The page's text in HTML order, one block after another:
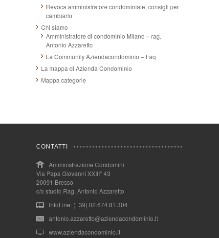
Revoca amministratore condominiale, consigli per
cambiarlo
Chi siamo
Amministratore di condominio Milano – rag.
Antonio Azzaretto
La Community Aziendacondominio – Faq
La mappa di Azienda Condominio
Mappa categorie
CONTATTI
Amministrazione Condomini
Via Papa Giovanni XXIII° 43
20091 Bresso
c/o studio Rag. Antonio Azzaretto
InfoLine: (+39) 02.674.81.304
antonio.azzaretto@aziendacondominio.it
www.aziendacondominio.it